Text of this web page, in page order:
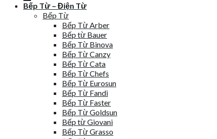
Bếp Từ – Điện Từ
Bếp Từ
Bếp Từ Arber
Bếp từ Bauer
Bếp Từ Binova
Bếp Từ Canzy
Bếp Từ Cata
Bếp Từ Chefs
Bếp Từ Eurosun
Bếp Từ Fandi
Bếp Từ Faster
Bếp Từ Goldsun
Bếp từ Giovani
Bếp Từ Grasso